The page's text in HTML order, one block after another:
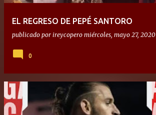
EL REGRESO DE PEPÉ SANTORO
publicado por ireycopero miércoles, mayo 27, 2020
0